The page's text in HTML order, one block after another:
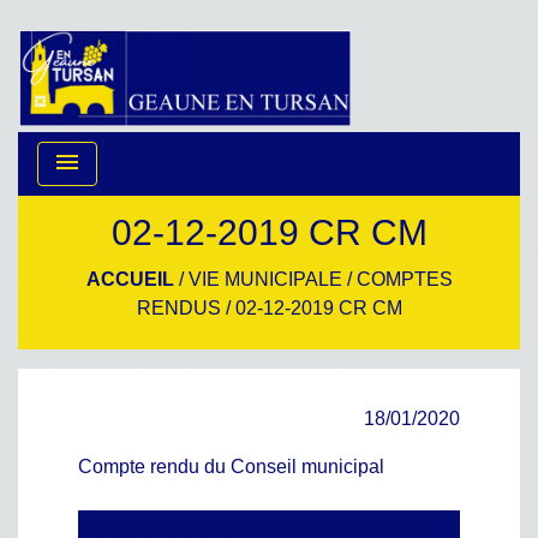
menu
02-12-2019 CR CM
ACCUEIL/VIE MUNICIPALE /COMPTES
RENDUS /02-12-2019 CR CM
18/01/2020
Compte rendu du Conseil municipal